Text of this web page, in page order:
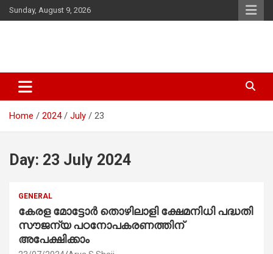
Skip
to
Sunday, August 9, 2026
Sarkardaily : Breaking News |
Latest Malayalam News | Latest
English News
India. Politics News Events. Sports News. Movie News. Lifestyle
News.
Home
2024 July 23
Day: 23 July 2024
GENERAL
കേരള മോട്ടോര്‍ തൊഴിലാളി ക്ഷേമനിധി പദ്ധതി
സൗജന്യ പഠനോപകരണത്തിന്
അപേക്ഷിക്കാം